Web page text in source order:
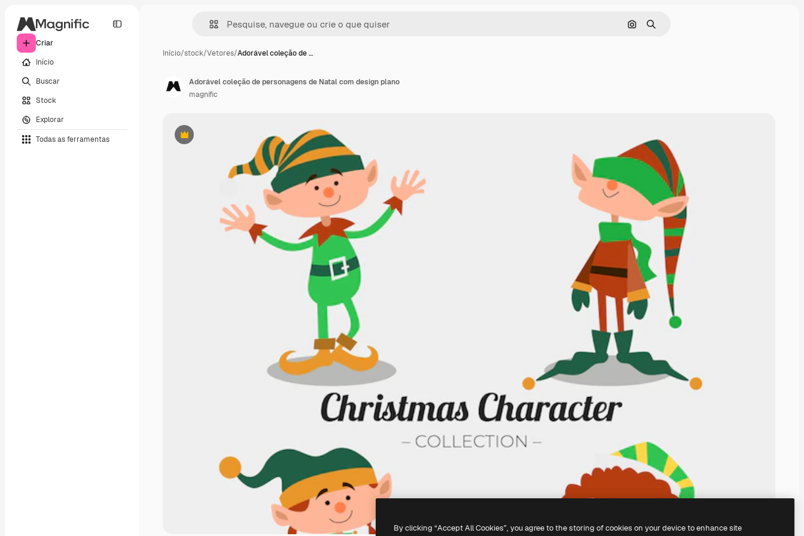
Criar
Início
Buscar
Stock
Explorar
Todas as ferramentas
Pesquisar por imagem
Buscar
Início/stock/Vetores/Adorável coleção de …
Premium
Adorável coleção de personagens de Natal com design plano
magnific
By clicking “Accept All Cookies”, you agree to the storing of cookies on your device to enhance site